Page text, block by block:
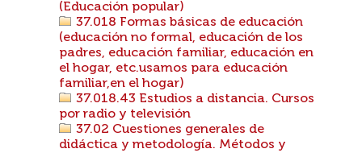
(Educación popular)
37.018 Formas básicas de educación
(educación no formal, educación de los
padres, educación familiar, educación en
el hogar, etc.usamos para educación
familiar,en el hogar)
37.018.43 Estudios a distancia. Cursos
por radio y televisión
37.02 Cuestiones generales de
didáctica y metodología. Métodos y